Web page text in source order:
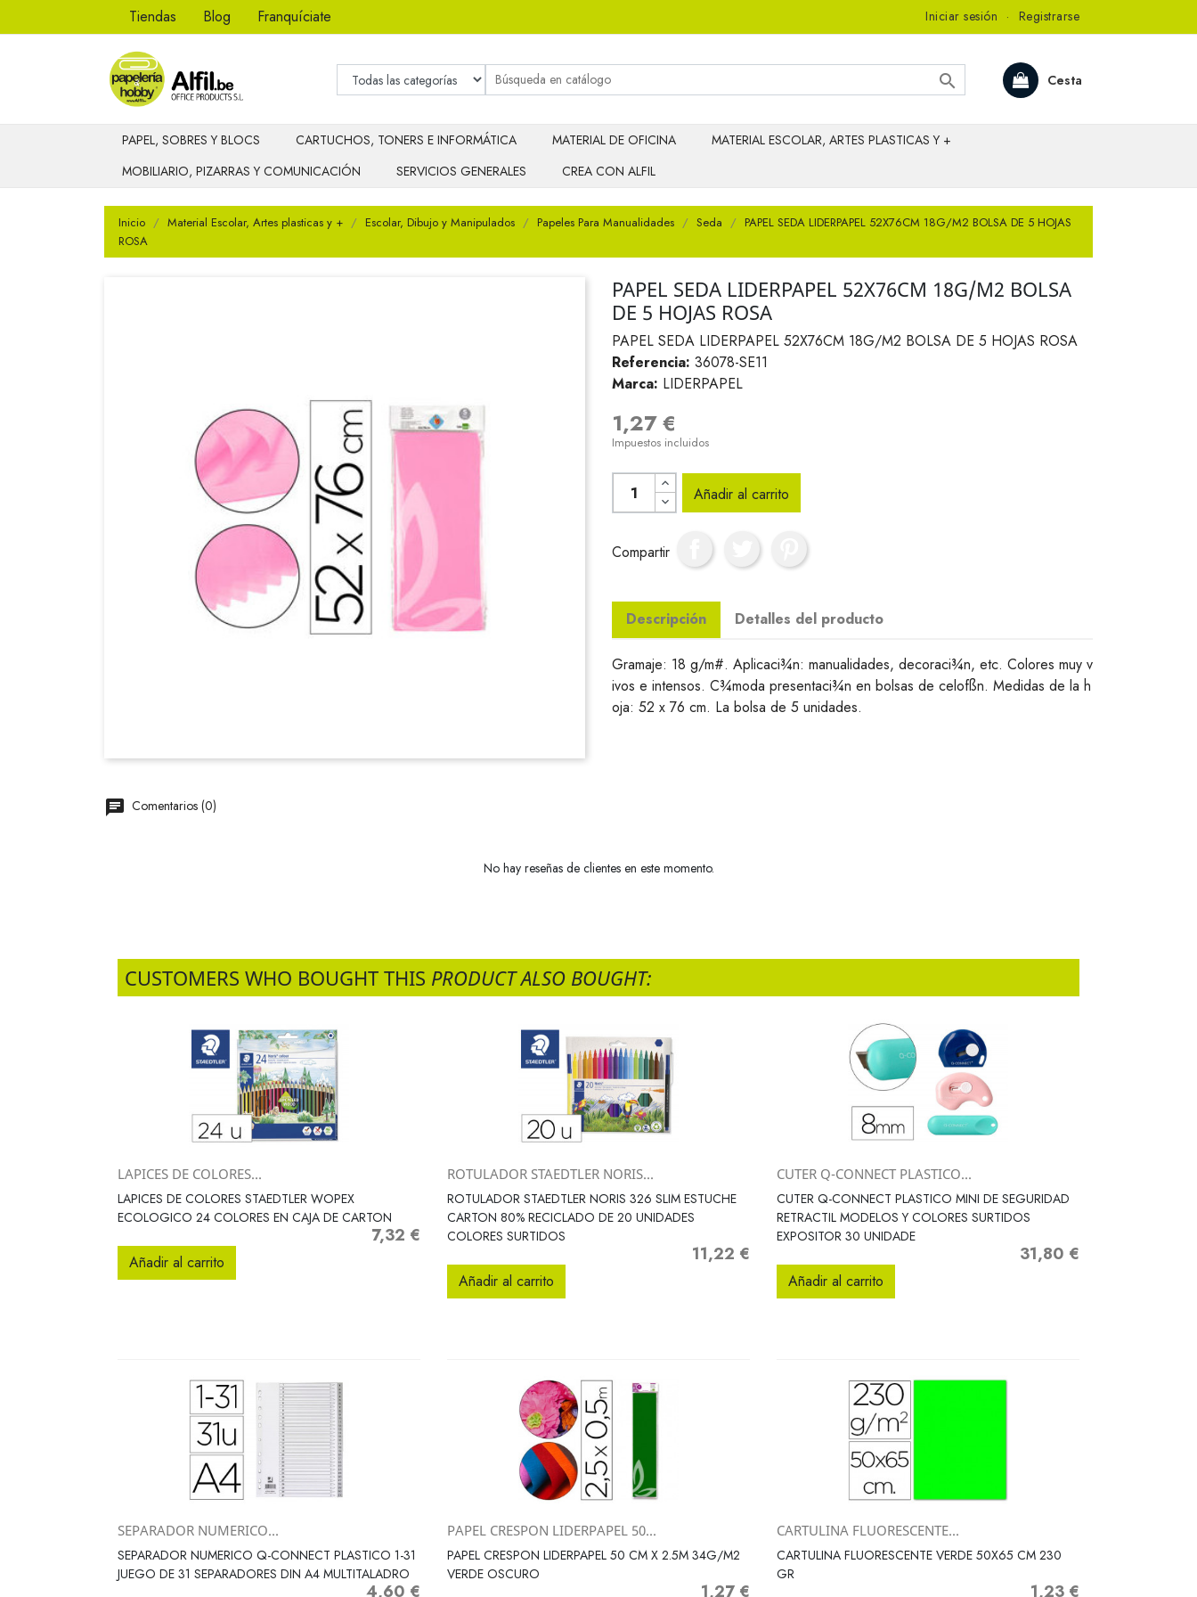
Tiendas Blog Franquíciate Iniciar sesión · Registrarse
Cesta

PAPEL, SOBRES Y BLOCS CARTUCHOS, TONERS E INFORMÁTICA MATERIAL DE OFICINA
MATERIAL ESCOLAR, ARTES PLASTICAS Y +
MOBILIARIO, PIZARRAS Y COMUNICACIÓN
SERVICIOS GENERALES CREA CON ALFIL
Inicio Material Escolar, Artes plasticas y + Escolar, Dibujo y Manipulados Papeles Para Manualidades Seda
PAPEL SEDA LIDERPAPEL 52X76CM 18G/M2 BOLSA DE 5 HOJAS
ROSA
PAPEL SEDA LIDERPAPEL 52X76CM 18G/M2 BOLSA
DE 5 HOJAS ROSA
PAPEL SEDA LIDERPAPEL 52X76CM 18G/M2 BOLSA DE 5 HOJAS ROSA
Referencia: 36078-SE11
Marca: LIDERPAPEL
1,27 €
Impuestos incluidos
Añadir al carrito
Compartir
Descripción Detalles del producto
Gramaje: 18 g/m#. Aplicaci¾n: manualidades, decoraci¾n, etc. Colores muy v
ivos e intensos. C¾moda presentaci¾n en bolsas de celofßn. Medidas de la h
oja: 52 x 76 cm. La bolsa de 5 unidades.
Comentarios (0)
No hay reseñas de clientes en este momento.
CUSTOMERS WHO BOUGHT THIS PRODUCT ALSO BOUGHT:
 Vista rápida
LAPICES DE COLORES...
LAPICES DE COLORES STAEDTLER WOPEX
ECOLOGICO 24 COLORES EN CAJA DE CARTON
Precio
7,32 €
Añadir al carrito
 Vista rápida
ROTULADOR STAEDTLER NORIS...
ROTULADOR STAEDTLER NORIS 326 SLIM ESTUCHE
CARTON 80% RECICLADO DE 20 UNIDADES
COLORES SURTIDOS
Precio
11,22 €
Añadir al carrito
Vista rápida
CUTER Q-CONNECT PLASTICO...
CUTER Q-CONNECT PLASTICO MINI DE SEGURIDAD
RETRACTIL MODELOS Y COLORES SURTIDOS
EXPOSITOR 30 UNIDADE
Precio
31,80 €
Añadir al carrito
Vista rápida
SEPARADOR NUMERICO...
SEPARADOR NUMERICO Q-CONNECT PLASTICO 1-31
JUEGO DE 31 SEPARADORES DIN A4 MULTITALADRO
Precio
4,60 €
Vista rápida
PAPEL CRESPON LIDERPAPEL 50...
PAPEL CRESPON LIDERPAPEL 50 CM X 2.5M 34G/M2
VERDE OSCURO
Precio
1,27 €
Vista rápida
CARTULINA FLUORESCENTE...
CARTULINA FLUORESCENTE VERDE 50X65 CM 230
GR
Precio
1,23 €